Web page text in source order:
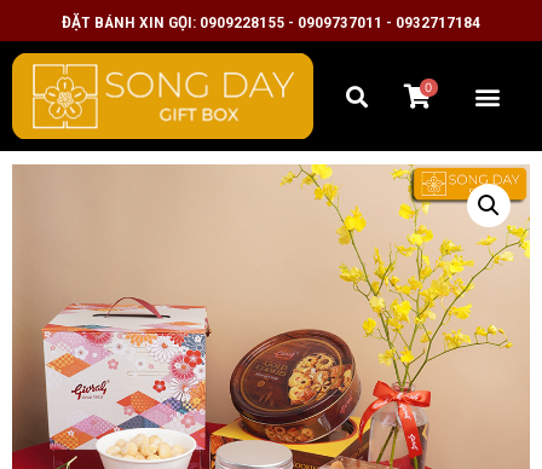
ĐẶT BÁNH XIN GỌI: 0909228155 - 0909737011 - 0932717184
0